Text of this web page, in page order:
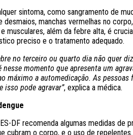
sintoma, como sangramento de
desmaios, manchas vermelhas no
musculares, além da febre alta, é
preciso e o tratamento adequado.
no terceiro ou quarto dia não quer
nesse momento que apresenta um
máximo a automedicação. As
isso pode agravar”, explica a médica.
DF recomenda algumas medidas de
cubram o corpo, e o uso de repelentes.